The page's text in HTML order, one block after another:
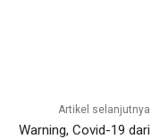
Artikel selanjutnya
Warning, Covid-19 dari